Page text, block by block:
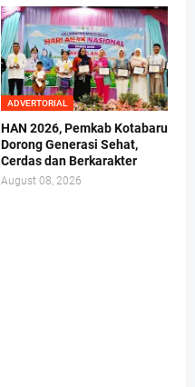
ADVERTORIAL
HAN 2026, Pemkab Kotabaru
Dorong Generasi Sehat,
Cerdas dan Berkarakter
August 08, 2026